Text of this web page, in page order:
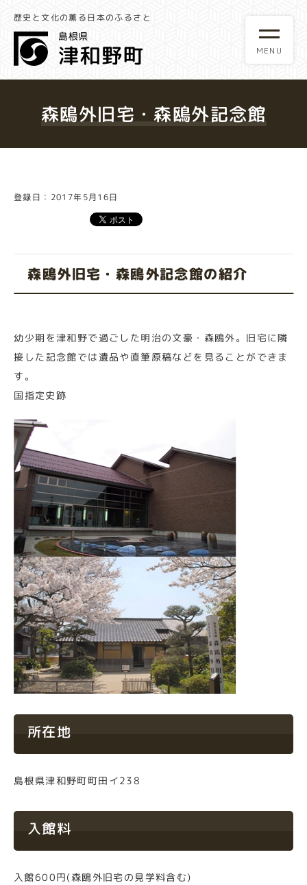
歴史と文化の薫る日本のふるさと
森鴎外旧宅・森鴎外記念館
登録日：2017年5月16日
森鴎外旧宅・森鴎外記念館の紹介
幼少期を津和野で過ごした明治の文豪・森鴎外。旧宅に隣
接した記念館では遺品や直筆原稿などを見ることができま
す。
国指定史跡
所在地
島根県津和野町町田イ238
入館料
入館600円(森鴎外旧宅の見学料含む)